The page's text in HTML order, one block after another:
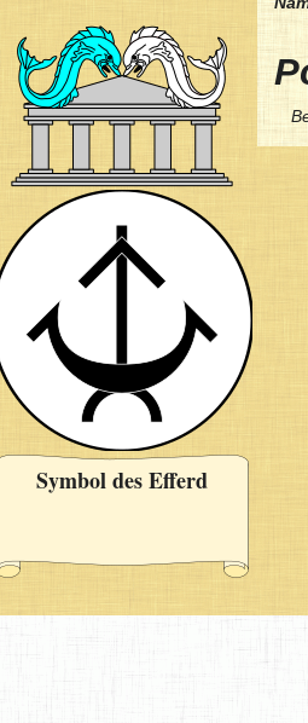
Symbol des Efferd